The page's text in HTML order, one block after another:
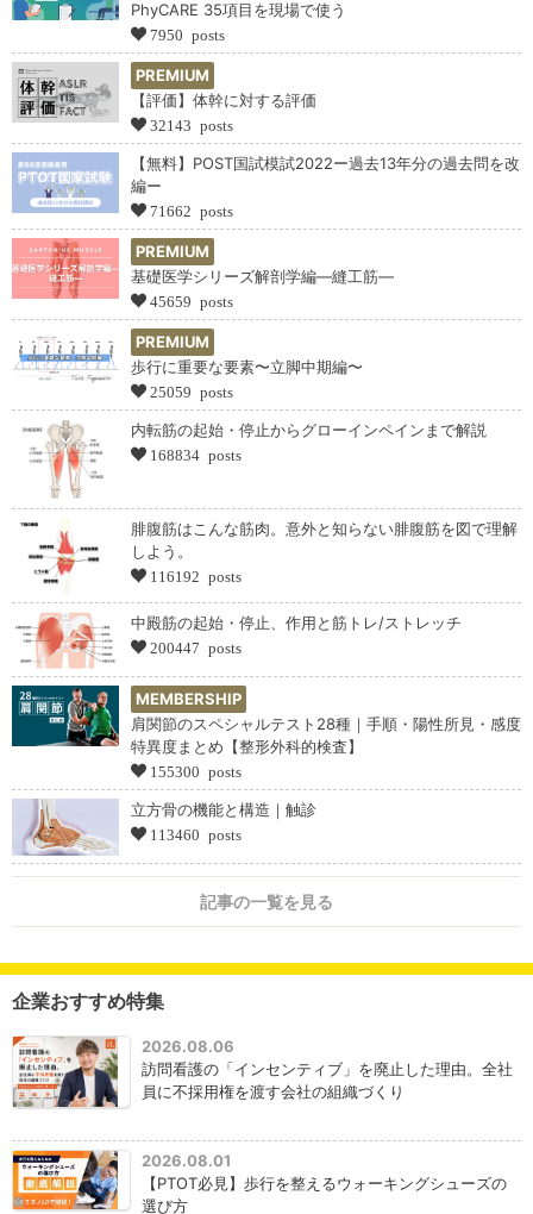
PhyCARE 35項目を現場で使う
7950 posts
PREMIUM
【評価】体幹に対する評価
32143 posts
【無料】POST国試模試2022ー過去13年分の過去問を改
編ー
71662 posts
PREMIUM
基礎医学シリーズ解剖学編―縫工筋―
45659 posts
PREMIUM
歩行に重要な要素〜立脚中期編〜
25059 posts
内転筋の起始・停止からグローインペインまで解説
168834 posts
腓腹筋はこんな筋肉。意外と知らない腓腹筋を図で理解
しよう。
116192 posts
中殿筋の起始・停止、作用と筋トレ/ストレッチ
200447 posts
MEMBERSHIP
肩関節のスペシャルテスト28種｜手順・陽性所見・感度
特異度まとめ【整形外科的検査】
155300 posts
立方骨の機能と構造｜触診
113460 posts
記事の一覧を見る
企業おすすめ特集
2026.08.06
訪問看護の「インセンティブ」を廃止した理由。全社
員に不採用権を渡す会社の組織づくり
2026.08.01
【PTOT必見】歩行を整えるウォーキングシューズの
選び方